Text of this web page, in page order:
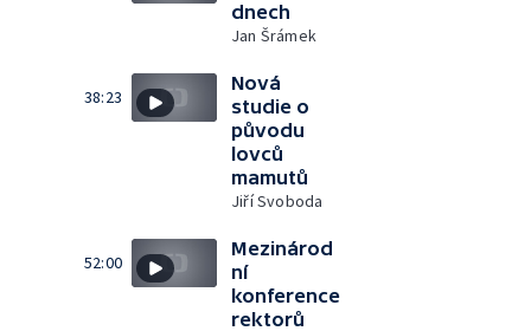
dnech
Jan Šrámek
38:23
Nová
studie o
původu
lovců
mamutů
Jiří Svoboda
52:00
Mezinárod
ní
konference
rektorů